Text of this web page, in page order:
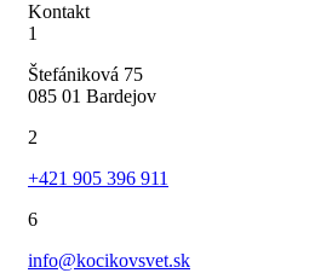
Kontakt
1
Štefániková 75
085 01 Bardejov
2
+421 905 396 911
6
info@kocikovsvet.sk